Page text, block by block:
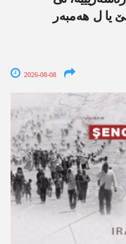
یا ل ھەمبەر
2026-08-08